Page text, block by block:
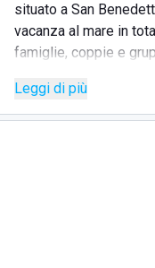
situato a San
vacanza al mare in
famiglie, coppie e
posizionato su una
bagnata dalle
Leggi di più